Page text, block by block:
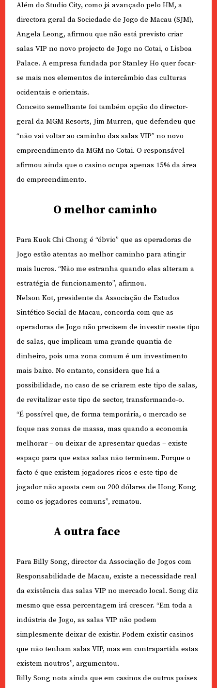
Além do Studio City, como já avançado pelo HM, a
directora geral da Sociedade de Jogo de Macau (SJM),
Angela Leong, afirmou que não está previsto criar
salas VIP no novo projecto de Jogo no Cotai, o Lisboa
Palace. A empresa fundada por Stanley Ho quer focar-
se mais nos elementos de intercâmbio das culturas
ocidentais e orientais.
Conceito semelhante foi também opção do director-
geral da MGM Resorts, Jim Murren, que defendeu que
“não vai voltar ao caminho das salas VIP” no novo
empreendimento da MGM no Cotai. O responsável
afirmou ainda que o casino ocupa apenas 15% da área
do empreendimento.
O melhor caminho
Para Kuok Chi Chong é “óbvio” que as operadoras de
Jogo estão atentas ao melhor caminho para atingir
mais lucros. “Não me estranha quando elas alteram a
estratégia de funcionamento”, afirmou.
Nelson Kot, presidente da Associação de Estudos
Sintético Social de Macau, concorda com que as
operadoras de Jogo não precisem de investir neste tipo
de salas, que implicam uma grande quantia de
dinheiro, pois uma zona comum é um investimento
mais baixo. No entanto, considera que há a
possibilidade, no caso de se criarem este tipo de salas,
de revitalizar este tipo de sector, transformando-o.
“É possível que, de forma temporária, o mercado se
foque nas zonas de massa, mas quando a economia
melhorar – ou deixar de apresentar quedas – existe
espaço para que estas salas não terminem. Porque o
facto é que existem jogadores ricos e este tipo de
jogador não aposta cem ou 200 dólares de Hong Kong
como os jogadores comuns”, rematou.
A outra face
Para Billy Song, director da Associação de Jogos com
Responsabilidade de Macau, existe a necessidade real
da existência das salas VIP no mercado local. Song diz
mesmo que essa percentagem irá crescer. “Em toda a
indústria de Jogo, as salas VIP não podem
simplesmente deixar de existir. Podem existir casinos
que não tenham salas VIP, mas em contrapartida estas
existem noutros”, argumentou.
Billy Song nota ainda que em casinos de outros países